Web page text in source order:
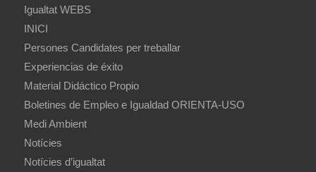
Igualtat WEBS
INICI
Persones Candidates per treballar
Experiencias de éxito
Material Didáctico Propio
Boletines de Empleo e Igualdad ORIENTA-USO
Medi Ambient
Notícies
Notícies d’igualtat